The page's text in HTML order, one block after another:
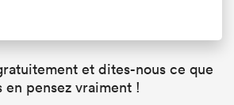
et dites-nous ce que
en pensez vraiment !